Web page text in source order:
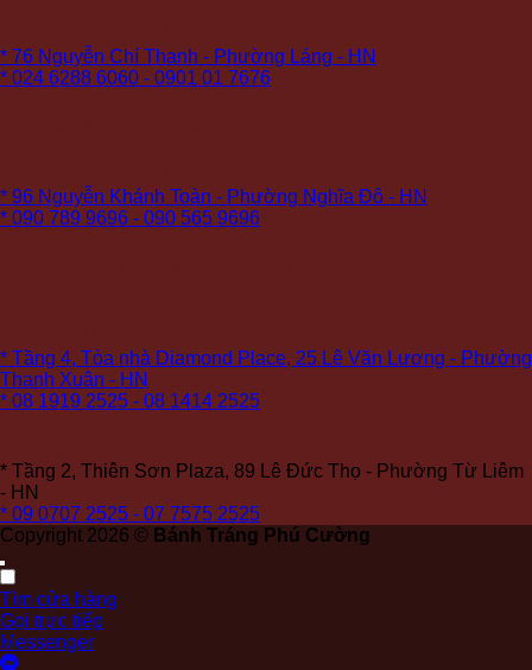
* 76 Nguyễn Chí Thanh - Phường Láng - HN
* 024 6288 6060 - 0901 01 7676
* 96 Nguyễn Khánh Toàn - Phường Nghĩa Đô - HN
* 090 789 9696 - 090 565 9696
* Tầng 4, Tòa nhà Diamond Place, 25 Lê Văn Lương - Phường
Thanh Xuân - HN
* 08 1919 2525 - 08 1414 2525
* Tầng 2, Thiên Sơn Plaza, 89 Lê Đức Thọ - Phường Từ Liêm
- HN
* 09 0707 2525 - 07 7575 2525
Copyright 2026 © Bánh Tráng Phú Cường
Tìm cửa hàng
Gọi trực tiếp
Messenger